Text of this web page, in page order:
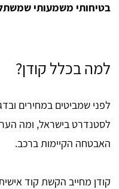
בטיחותי משמעותי
למה בכלל קודן?
לפני שמביטים במחירים
לסטנדרט בישראל, ומה
האבטחה הקיימות ברכב.
קודן מחייב הקשת קוד